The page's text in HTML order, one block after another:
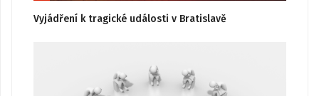
Vyjádření k tragické události v Bratislavě